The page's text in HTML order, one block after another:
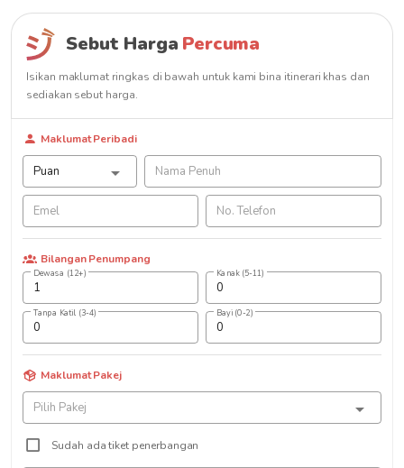
Sebut Harga Percuma
Isikan maklumat ringkas di bawah untuk kami bina itinerari khas dan
sediakan sebut harga.
Maklumat Peribadi
Bilangan Penumpang
Dewasa (12+) Kanak (5-11)
Tanpa Katil (3-4) Bayi (0-2)
Maklumat Pakej
Sudah ada tiket penerbangan